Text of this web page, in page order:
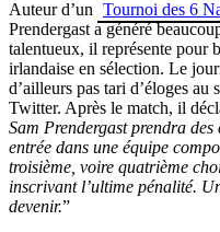
Auteur d’un Tournoi des 6
Prendergast a généré
talentueux, il représente pour
irlandaise en sélection. Le
d’ailleurs pas tari d’éloges
Twitter. Après le match, il
Sam Prendergast prendra
entrée dans une équipe
troisième, voire quatrième
inscrivant l’ultime pénalité.
devenir.”